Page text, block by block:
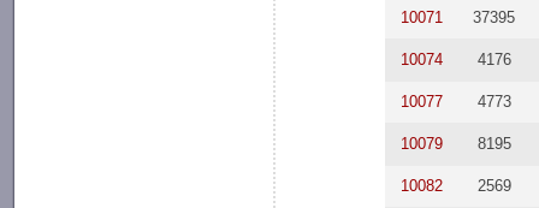
10071 37395
10074 4176
10077 4773
10079 8195
10082 2569